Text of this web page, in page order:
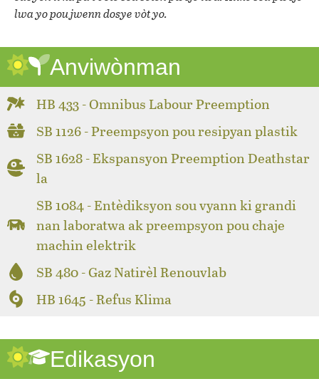
lwa yo pou jwenn dosye vòt yo.
Anviwònman
HB 433 - Omnibus Labour Preemption
SB 1126 - Preempsyon pou resipyan plastik
SB 1628 - Ekspansyon Preemption Deathstar
la
SB 1084 - Entèdiksyon sou vyann ki grandi
nan laboratwa ak preempsyon pou chaje
machin elektrik
SB 480 - Gaz Natirèl Renouvlab
HB 1645 - Refus Klima
Edikasyon